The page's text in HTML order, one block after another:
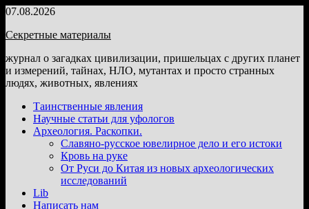
Перейти
содержимому
07.08.2026
Секретные материалы
журнал о загадках цивилизации, пришельцах с других планет
и измерений, тайнах, НЛО, мутантах и просто странных
людях, животных, явлениях
Таинственные явления
Научные статьи для уфологов
Археология. Раскопки.
Славяно-русское ювелирное дело и его истоки
Кровь на руке
От Руси до Китая из новых археологических
исследований
Lib
Написать нам